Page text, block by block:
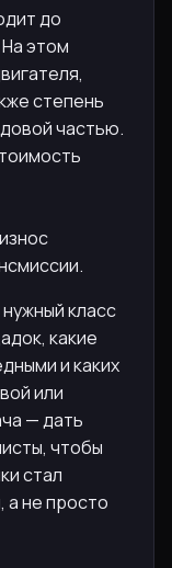
до
этом
степень
частью.
класс
какие
и каких
или
— дать
чтобы
стал
не просто